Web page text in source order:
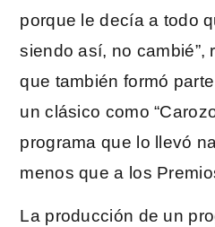
porque le decía a todo
siendo así, no cambié”,
que también formó
un clásico como
programa que lo llevó
menos que a los
La producción de un